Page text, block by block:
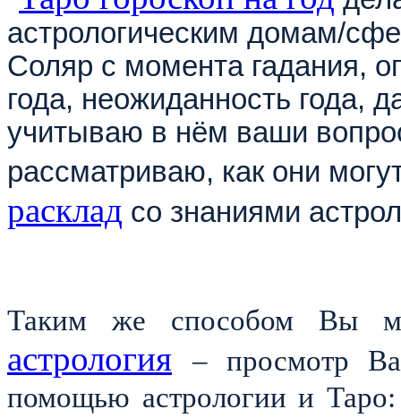
астрологическим домам/
Соляр с момента гадания,
года, неожиданность года,
учитываю в нём ваши
рассматриваю, как они
расклад со знаниями
Таким же способом Вы
астрология
– просмотр
помощью астрологии и